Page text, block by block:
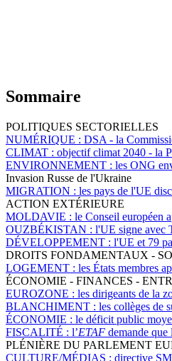
Sommaire
POLITIQUES SECTORIELLES
NUMÉRIQUE : DSA - la
CLIMAT : objectif climat 2040 - la
ENVIRONNEMENT : les ONG
Invasion Russe de l'Ukraine
MIGRATION : les pays de l'UE
ACTION EXTÉRIEURE
MOLDAVIE : le Conseil européen
OUZBÉKISTAN : l'UE signe avec
DÉVELOPPEMENT : l'UE et 79
DROITS FONDAMENTAUX -
LOGEMENT : les États membres
ÉCONOMIE - FINANCES -
EUROZONE : les dirigeants de la
BLANCHIMENT : les collèges de
ÉCONOMIE : le déficit public
FISCALITÉ : l’ETAF demande
PLÉNIÈRE DU PARLEMENT
CULTURE/MÉDIAS : directive